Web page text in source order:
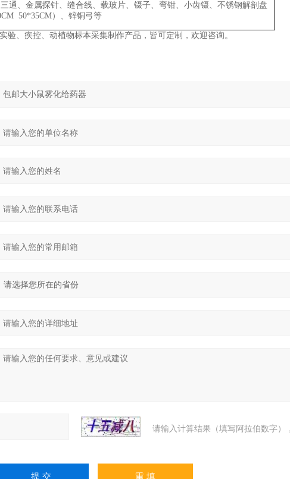
通、金属探针、缝合线、载玻片、镊子、弯钳、小齿镊、不锈钢解剖盘
50*35CM）、锌铜弓等
验、疾控、动植物标本采集制作产品，皆可定制，欢迎咨询。
请输入计算结果（填写阿拉伯数字）